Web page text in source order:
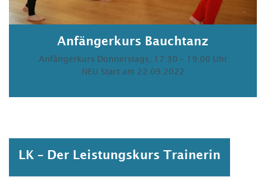
Anfängerkurs Bauchtanz
Anfängerkurs Donnerstags, 17.30 – 19.00 Uhr
NEU Start am 22.09.2022
LK – Der Leistungskurs Trainerin